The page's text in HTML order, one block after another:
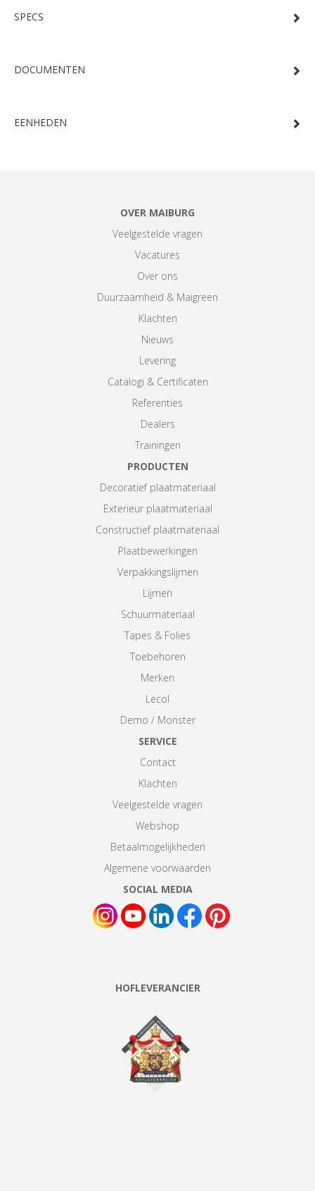
SPECS
DOCUMENTEN
EENHEDEN
OVER MAIBURG
Veelgestelde vragen
Vacatures
Over ons
Duurzaamheid & Maigreen
Klachten
Nieuws
Levering
Catalogi & Certificaten
Referenties
Dealers
Trainingen
PRODUCTEN
Decoratief plaatmateriaal
Exterieur plaatmateriaal
Constructief plaatmateriaal
Plaatbewerkingen
Verpakkingslijmen
Lijmen
Schuurmateriaal
Tapes & Folies
Toebehoren
Merken
Lecol
Demo / Monster
SERVICE
Contact
Klachten
Veelgestelde vragen
Webshop
Betaalmogelijkheden
Algemene voorwaarden
SOCIAL MEDIA
HOFLEVERANCIER